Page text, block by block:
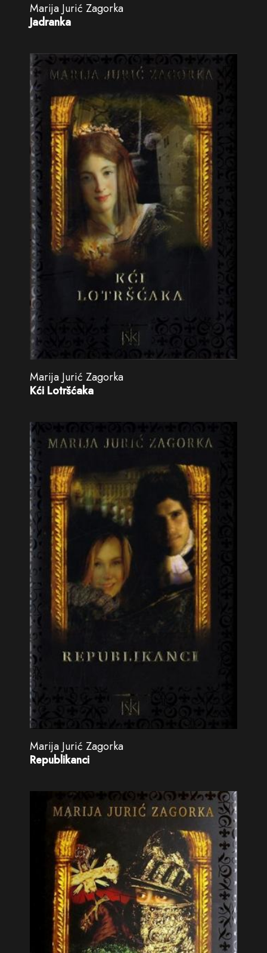
Marija Jurić Zagorka
Jadranka
Marija Jurić Zagorka
Kći Lotršćaka
Marija Jurić Zagorka
Republikanci